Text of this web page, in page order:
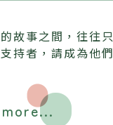
故事之間，往往只
持者，請成為他們